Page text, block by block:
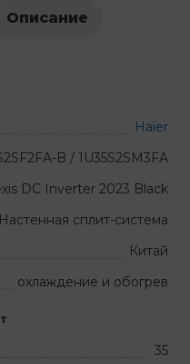
Описание
Haier
B / 1U35S2SM3FA
DC Inverter 2023 Black
Настенная сплит-система
Китай
охлаждение и обогрев
35